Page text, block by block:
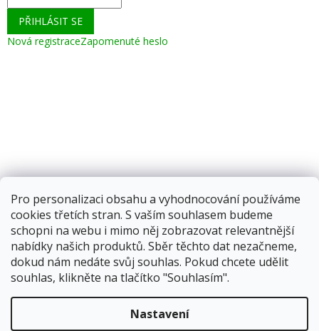
Pro personalizaci obsahu a vyhodnocování používáme
cookies třetích stran. S vaším souhlasem budeme
schopni na webu i mimo něj zobrazovat relevantnější
nabídky našich produktů. Sběr těchto dat nezačneme,
dokud nám nedáte svůj souhlas. Pokud chcete udělit
souhlas, klikněte na tlačítko "Souhlasím".
Nastavení
PŘIHLÁSIT SE
Nová registraceZapomenuté heslo